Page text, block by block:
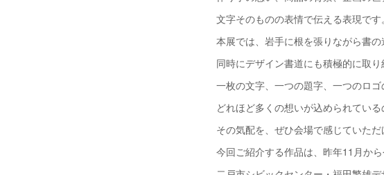
文字そのものの表情で伝える表現です。
本展では、岩手に根を張りながら書の
同時にデザイン書道にも積極的に取
一枚の文字、一つの題字、一つのロゴ
どれほど多くの想いが込められている
その気配を、ぜひ会場で感じていただ
今回ご紹介する作品は、昨年11月から